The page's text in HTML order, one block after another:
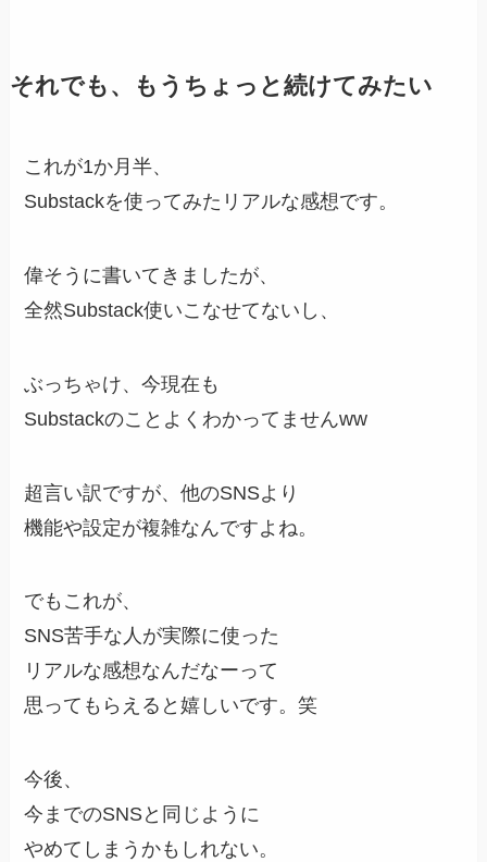
それでも、もうちょっと続けてみたい
これが1か月半、
Substackを使ってみたリアルな感想です。
偉そうに書いてきましたが、
全然Substack使いこなせてないし、
ぶっちゃけ、今現在も
Substackのことよくわかってませんww
超言い訳ですが、他のSNSより
機能や設定が複雑なんですよね。
でもこれが、
SNS苦手な人が実際に使った
リアルな感想なんだなーって
思ってもらえると嬉しいです。笑
今後、
今までのSNSと同じように
やめてしまうかもしれない。